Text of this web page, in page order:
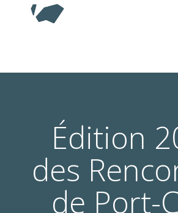
Édition
des
de Port-